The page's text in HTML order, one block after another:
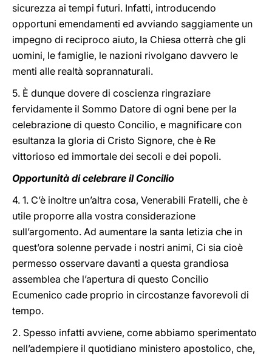
sicurezza ai tempi futuri. Infatti, introducendo
opportuni emendamenti ed avviando saggiamente un
impegno di reciproco aiuto, la Chiesa otterrà che gli
uomini, le famiglie, le nazioni rivolgano davvero le
menti alle realtà soprannaturali.
5. È dunque dovere di coscienza ringraziare
fervidamente il Sommo Datore di ogni bene per la
celebrazione di questo Concilio, e magnificare con
esultanza la gloria di Cristo Signore, che è Re
vittorioso ed immortale dei secoli e dei popoli.
Opportunità di celebrare il Concilio
4. 1. C’è inoltre un’altra cosa, Venerabili Fratelli, che è
utile proporre alla vostra considerazione
sull’argomento. Ad aumentare la santa letizia che in
quest’ora solenne pervade i nostri animi, Ci sia cioè
permesso osservare davanti a questa grandiosa
assemblea che l’apertura di questo Concilio
Ecumenico cade proprio in circostanze favorevoli di
tempo.
2. Spesso infatti avviene, come abbiamo sperimentato
nell’adempiere il quotidiano ministero apostolico, che,